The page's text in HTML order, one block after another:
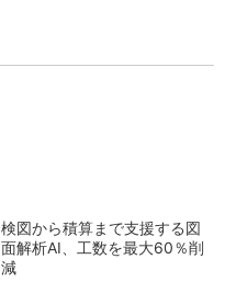
検図から積算まで支援する図
面解析AI、工数を最大60％削
減